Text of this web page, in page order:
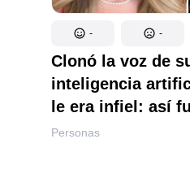
- -
Clonó la voz de
inteligencia
le era infiel: así
Personas